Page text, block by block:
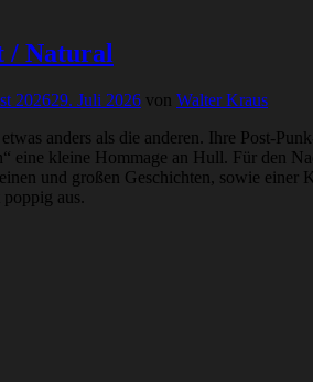
/ Natural
202629. Juli 2026 von Walter Kraus
anders als die anderen. Ihre Post-
eine kleine Hommage an Hull. Für den
und großen Geschichten, sowie einer
aus.